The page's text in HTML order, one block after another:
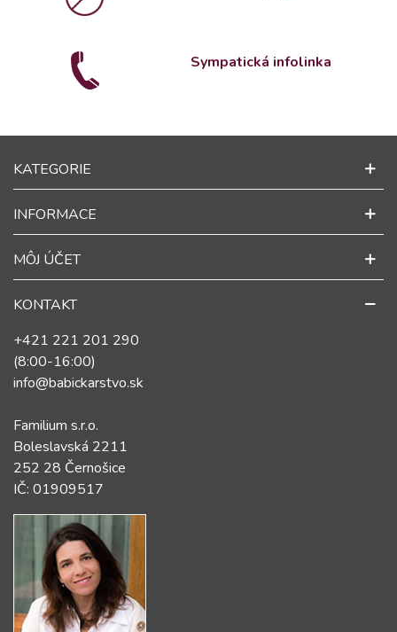
Sympatická infolinka
KATEGORIE
INFORMACE
MÔJ ÚČET
KONTAKT
+421 221 201 290
(8:00-16:00)
info@babickarstvo.sk
Familium s.r.o.
Boleslavská 2211
252 28 Černošice
IČ: 01909517